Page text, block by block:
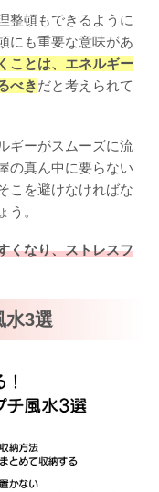
整頓もできるように
にも重要な意味があ
ことは、エネルギー
べきだと考えられて
ギーがスムーズに流
の真ん中に要らない
こを避けなければな
う。
くなり、ストレスフ
水3選